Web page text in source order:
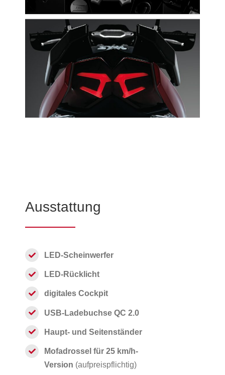
Ausstattung
LED-Scheinwerfer
LED-Rücklicht
digitales Cockpit
USB-Ladebuchse QC 2.0
Haupt- und Seitenständer
Mofadrossel für 25 km/h-
Version (aufpreispflichtig)